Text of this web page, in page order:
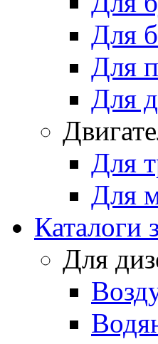
Для
Для
Для
Для
Для
Каталоги
Для